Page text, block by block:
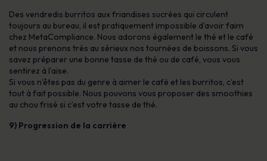
Des vendredis burritos aux friandises sucrées qui circulent
toujours au bureau, il est pratiquement impossible d’avoir faim
chez MetaCompliance. Nous adorons également le thé et le café
et nous prenons très au sérieux nos tournées de boissons. Si vous
savez préparer une bonne tasse de thé ou de café, vous vous
sentirez à l’aise.
Si vous n’êtes pas du genre à aimer le café et les burritos, c’est
tout à fait possible. Nous pouvons vous proposer des smoothies
au chou frisé si c’est votre tasse de thé.
9) Progression de la carrière